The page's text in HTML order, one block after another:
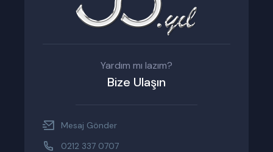
Yardım mı lazım?
Bize Ulaşın
Mesaj Gönder
0212 337 0707